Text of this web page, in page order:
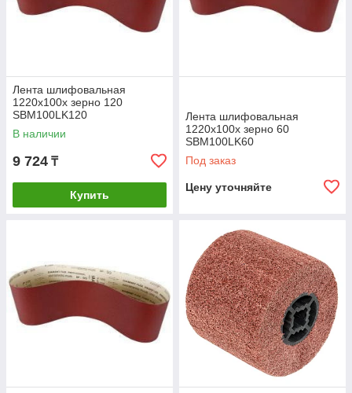
Лента шлифовальная
1220x100x зерно 120
SBM100LK120
В наличии
9 724 ₸
Купить
Лента шлифовальная
1220x100x зерно 60
SBM100LK60
Под заказ
Цену уточняйте